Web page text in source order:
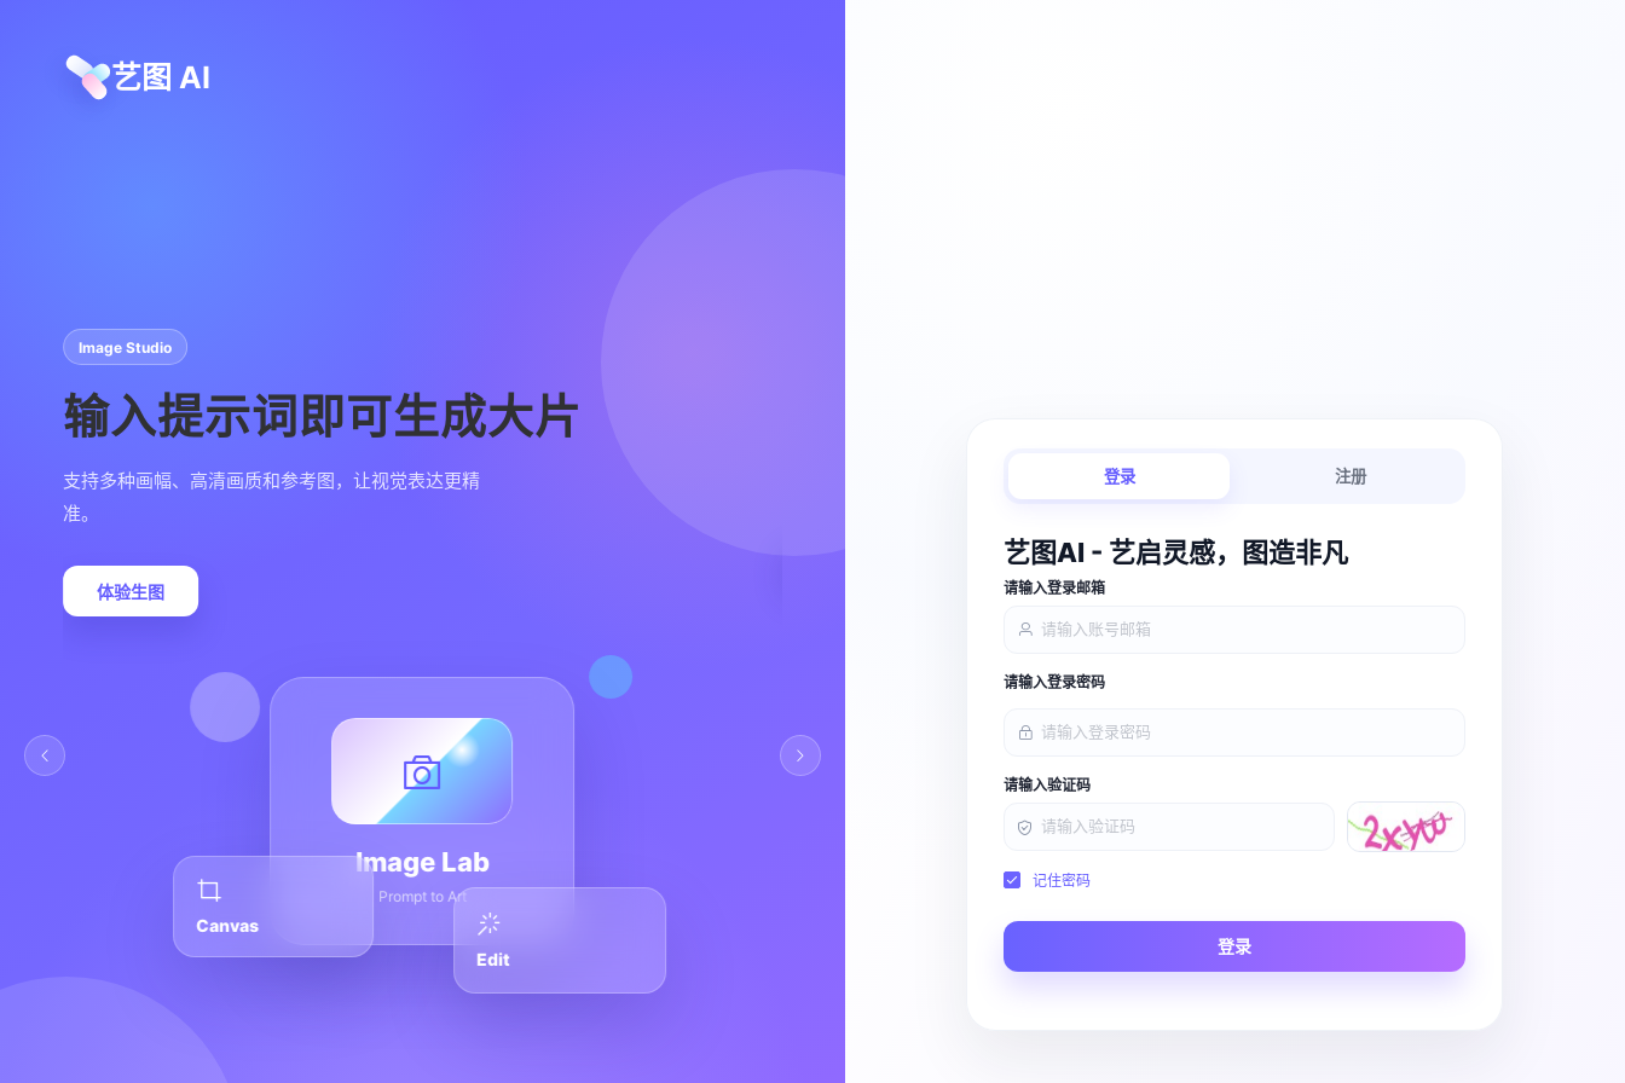
艺图 AI
Image Studio
输入提示词即可生成大片
支持多种画幅、高清画质和参考图，让视觉表达更精
准。
体验生图
Image Lab
Prompt to Art
Edit
Canvas
从脚本、分镜到视频生成，保持创作链路连贯顺畅。
Scene
登录 注册
艺图AI - 艺启灵感，图造非凡
请输入登录邮箱
请输入登录密码
请输入验证码
记住密码
登录